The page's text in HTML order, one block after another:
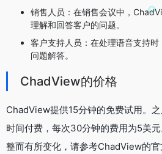
销售人员：在销售会议中，
理解和回答客户的问题。
客户支持人员：在处理语音支持
问题解答。
ChadView的价格
ChadView提供15分钟的免费试用。
时间付费，每次30分钟的费用为5美
整而有所变化，请参考ChadView的